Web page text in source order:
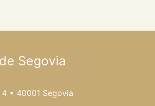
Segovia
• 40001 Segovia